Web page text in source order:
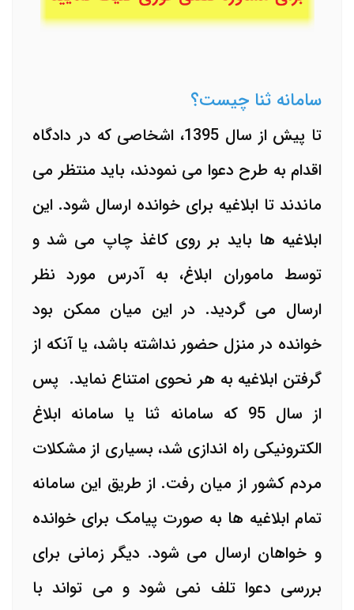
سامانه ثنا چیست؟
تا پیش از سال 1395، اشخاصی که در دادگاه
اقدام به طرح دعوا می نمودند، باید منتظر می
ماندند تا ابلاغیه برای خوانده ارسال شود. این
ابلاغیه ها باید بر روی کاغذ چاپ می شد و
توسط ماموران ابلاغ، به آدرس مورد نظر
ارسال می گردید. در این میان ممکن بود
خوانده در منزل حضور نداشته باشد، یا آنکه از
گرفتن ابلاغیه به هر نحوی امتناع نماید. پس
از سال 95 که سامانه ثنا یا سامانه ابلاغ
الکترونیکی راه اندازی شد، بسیاری از مشکلات
مردم کشور از میان رفت. از طریق این سامانه
تمام ابلاغیه ها به صورت پیامک برای خوانده
و خواهان ارسال می شود. دیگر زمانی برای
بررسی دعوا تلف نمی شود و می تواند با